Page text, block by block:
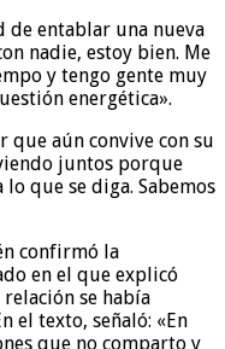
de entablar una nueva
nadie, estoy bien. Me
y tengo gente muy
energética».
aún convive con su
juntos porque
que se diga. Sabemos
confirmó la
en el que explicó
se había
el texto, señaló: «En
que no comparto y